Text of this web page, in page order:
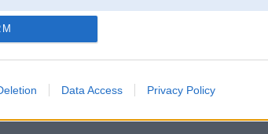
Data Access Privacy Policy